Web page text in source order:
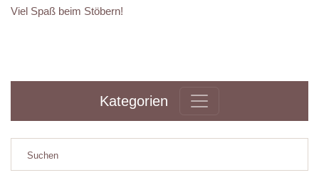
Viel Spaß beim Stöbern!
Kategorien